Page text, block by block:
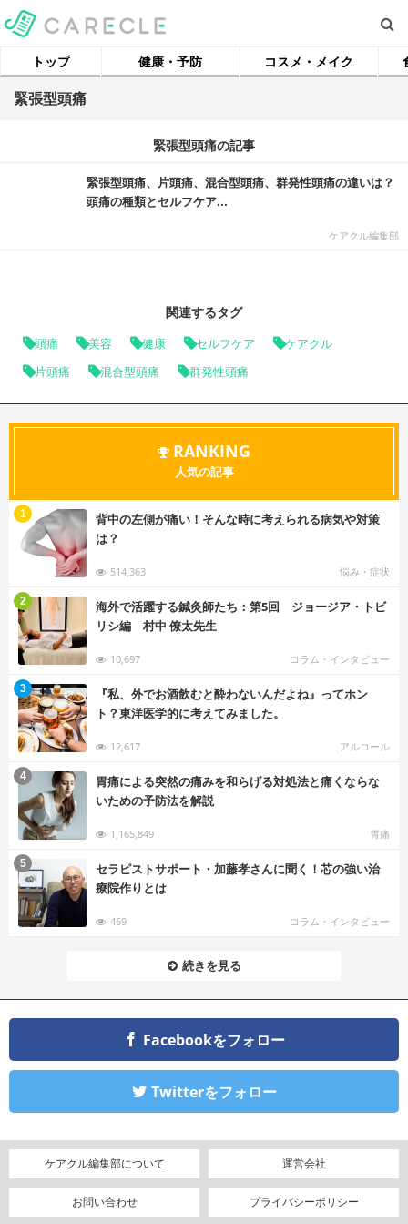
トップ 健康・予防 コスメ・メイク
緊張型頭痛
緊張型頭痛の記事
緊張型頭痛、片頭痛、混合型頭痛、群発性頭痛の違いは？
頭痛の種類とセルフケア...
ケアクル編集部
関連するタグ
頭痛 美容 健康 セルフケア ケアクル
片頭痛 混合型頭痛 群発性頭痛
RANKING
人気の記事
背中の左側が痛い！そんな時に考えられる病気や対策
は？
514,363 悩み・症状
1
海外で活躍する鍼灸師たち：第5回 ジョージア・トビ
リシ編 村中 僚太先生
10,697 コラム・インタビュー
2
『私、外でお酒飲むと酔わないんだよね』ってホン
ト？東洋医学的に考えてみました。
12,617 アルコール
3
胃痛による突然の痛みを和らげる対処法と痛くならな
いための予防法を解説
1,165,849 胃痛
4
セラピストサポート・加藤孝さんに聞く！芯の強い治
療院作りとは
469 コラム・インタビュー
5
続きを見る
Facebookをフォロー
Twitterをフォロー
ケアクル編集部について 運営会社
お問い合わせ プライバシーポリシー